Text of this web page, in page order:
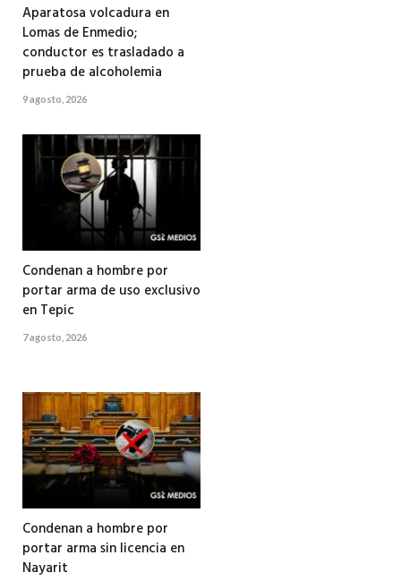
Aparatosa volcadura en
Lomas de Enmedio;
conductor es trasladado a
prueba de alcoholemia
9 agosto, 2026
Condenan a hombre por
portar arma de uso exclusivo
en Tepic
7 agosto, 2026
Condenan a hombre por
portar arma sin licencia en
Nayarit